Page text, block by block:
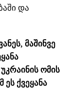
და
მაშინვე
ომის
ეს ქვეყანა